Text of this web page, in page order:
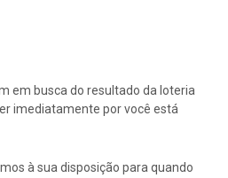
em busca do resultado da loteria
imediatamente por você está
à sua disposição para quando